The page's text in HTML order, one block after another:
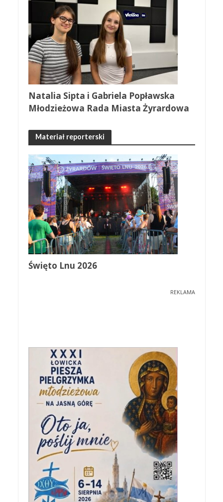
Natalia Sipta i Gabriela Popławska
Młodzieżowa Rada Miasta Żyrardowa
Materiał reporterski
Święto Lnu 2026
REKLAMA